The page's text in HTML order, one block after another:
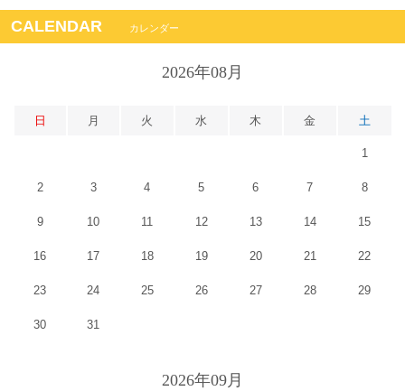
CALENDAR カレンダー
2026年08月
日 月 火 水 木 金 土
1
2 3 4 5 6 7 8
9 10 11 12 13 14 15
16 17 18 19 20 21 22
23 24 25 26 27 28 29
30 31
2026年09月